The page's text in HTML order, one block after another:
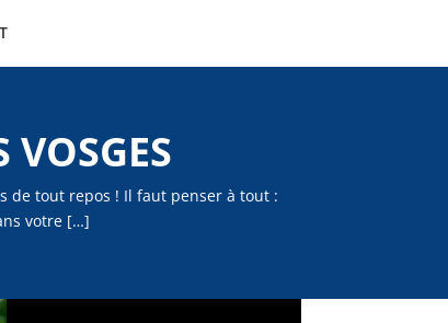
de tout repos ! Il faut penser à tout :
votre […]